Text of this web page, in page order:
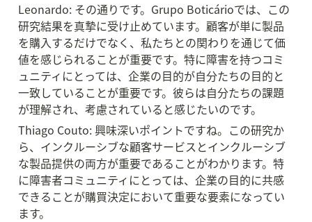
Leonardo: その通りです。Grupo Boticárioでは、この
研究結果を真摯に受け止めています。顧客が単に製品
を購入するだけでなく、私たちとの関わりを通じて価
値を感じられることが重要です。特に障害を持つコミ
ュニティにとっては、企業の目的が自分たちの目的と
一致していることが重要です。彼らは自分たちの課題
が理解され、考慮されていると感じたいのです。
Thiago Couto: 興味深いポイントですね。この研究か
ら、インクルーシブな顧客サービスとインクルーシブ
な製品提供の両方が重要であることがわかります。特
に障害者コミュニティにとっては、企業の目的に共感
できることが購買決定において重要な要素になってい
ます。